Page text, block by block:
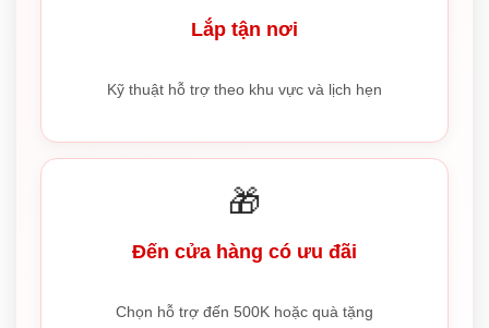
Lắp tận nơi
Kỹ thuật hỗ trợ theo khu vực và lịch hẹn
🎁
Đến cửa hàng có ưu đãi
Chọn hỗ trợ đến 500K hoặc quà tặng